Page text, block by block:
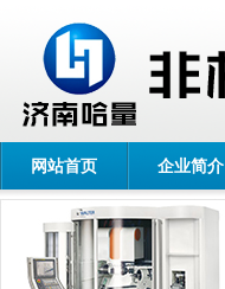
网站首页 企业简介